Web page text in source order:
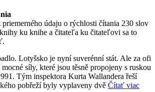
priemerného údaju o rýchlosti čítania 230 slov
ku knihe a čitateľa ku čitateľovi sa to
Lotyšsko je nyní suverénní stát. Ale za ofi
síly, které jsou těsně propojeny s ruskou
Tým inspektora Kurta Wallandera řeší
pobřeží byly vyplaveny dvě Čítať viac